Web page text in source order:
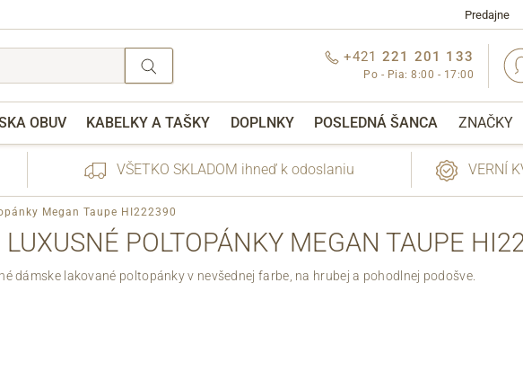
Predajne
+421 221 201 133
Po - Pia: 8:00 - 17:00
OBUV KABELKY A TAŠKY DOPLNKY POSLEDNÁ ŠANCA ZNAČKY
VŠETKO SKLADOM ihneď k odoslaniu VERNÍ
Megan Taupe HI222390
POLTOPÁNKY MEGAN TAUPE
dámske lakované poltopánky v nevšednej farbe, na hrubej a pohodlnej podošve.